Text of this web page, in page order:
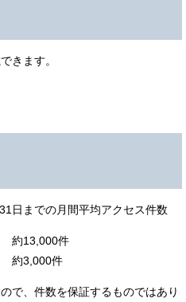
きます。
日までの月間平均アクセス件数
約13,000件
約3,000件
で、件数を保証するものではあり